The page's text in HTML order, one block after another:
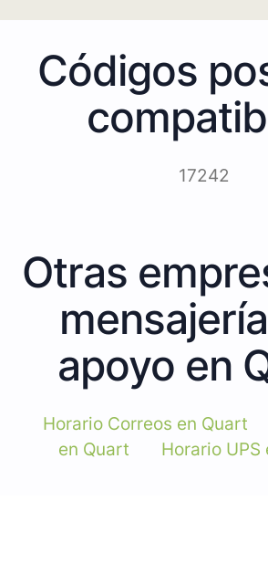
Códigos
17242
Otras
apoyo en
Horario Correos en Quart
en Quart
Horario UPS